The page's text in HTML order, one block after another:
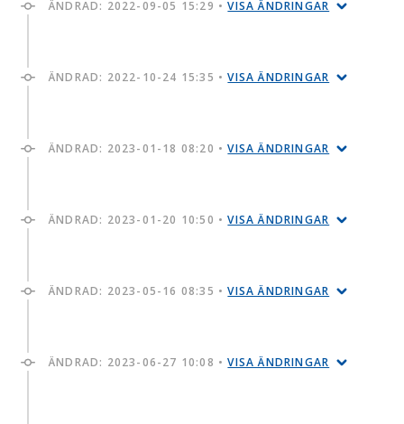
ÄNDRAD: 2022-09-05 15:29 •VISA ÄNDRINGAR
ÄNDRAD: 2022-10-24 15:35 •VISA ÄNDRINGAR
ÄNDRAD: 2023-01-18 08:20 •VISA ÄNDRINGAR
ÄNDRAD: 2023-01-20 10:50 •VISA ÄNDRINGAR
ÄNDRAD: 2023-05-16 08:35 •VISA ÄNDRINGAR
ÄNDRAD: 2023-06-27 10:08 •VISA ÄNDRINGAR